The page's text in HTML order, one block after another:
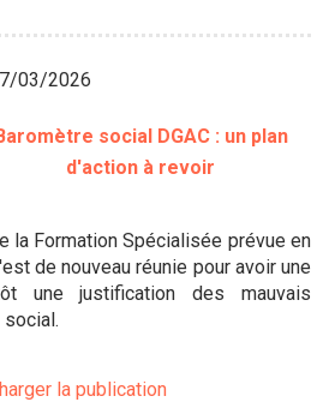
03/2026
social DGAC : un plan
d'action à revoir
la Formation Spécialisée prévue en
de nouveau réunie pour avoir une
une justification des mauvais
la publication